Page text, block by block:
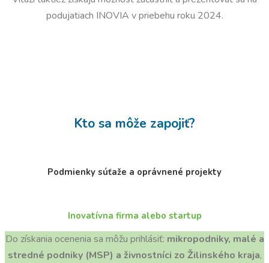
podujatiach INOVIA v priebehu roku 2024.
Kto sa môže zapojiť?
Podmienky súťaže a oprávnené projekty
Inovatívna firma alebo startup
Do získania ocenenia sa môžu prihlásiť: mikropodniky, malé a
stredné podniky (MSP) a živnostníci zo Žilinského kraja,